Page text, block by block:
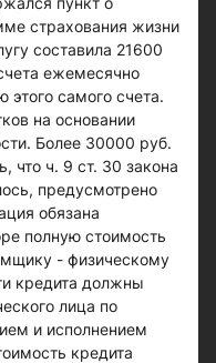
страхования жизни
составила 21600
ежемесячно
самого счета.
на основании
Более 30000 руб.
что ч. 9 ст. 30 закона
предусмотрено
обязана
полную стоимость
- физическому
кредита должны
лица по
и исполнением
кредита